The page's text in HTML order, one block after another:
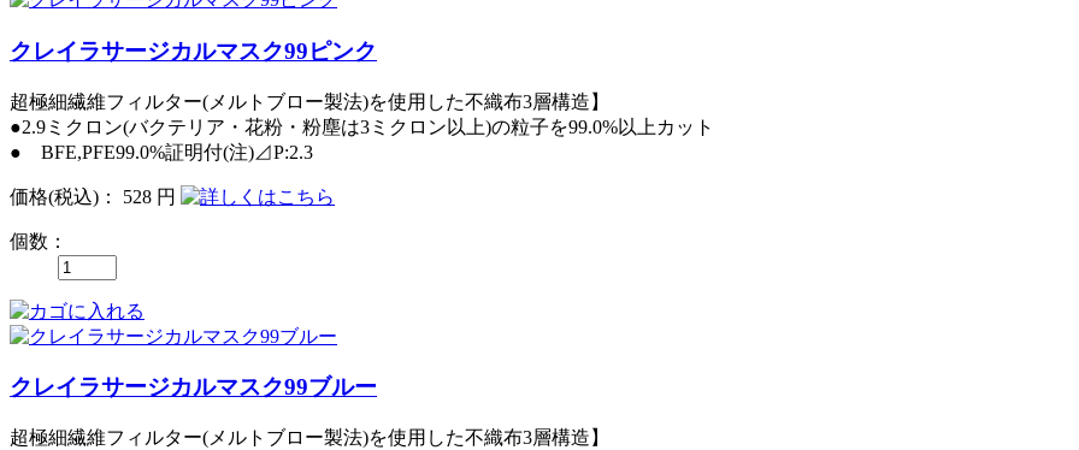
クレイラサージカルマスク99ピンク
超極細繊維フィルター(メルトブロー製法)を使用した不織布3層構造】
●2.9ミクロン(バクテリア・花粉・粉塵は3ミクロン以上)の粒子を99.0%以上カット
● BFE,PFE99.0%証明付(注)⊿P:2.3
価格(税込) ： 528 円
個数：
クレイラサージカルマスク99ブルー
超極細繊維フィルター(メルトブロー製法)を使用した不織布3層構造】